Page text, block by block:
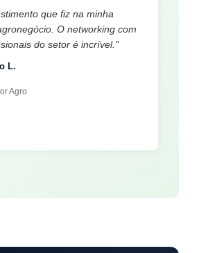
que fiz na minha
O networking com
do setor é incrível."
L.
Agro